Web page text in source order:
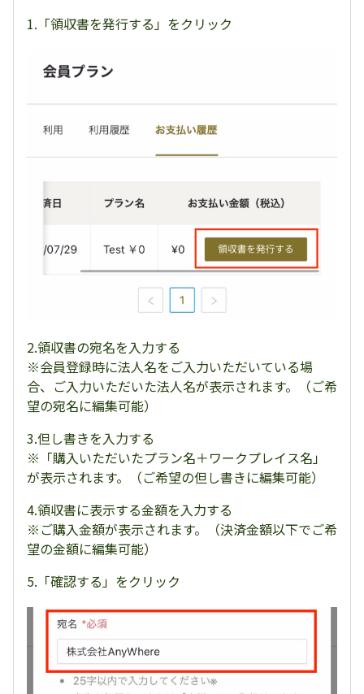
1.「領収書を発行する」をクリック
2.領収書の宛名を入力する
※会員登録時に法人名をご入力いただいている場
合、ご入力いただいた法人名が表示されます。（ご希
望の宛名に編集可能）
3.但し書きを入力する
※「購入いただいたプラン名＋ワークプレイス名」
が表示されます。（ご希望の但し書きに編集可能）
4.領収書に表示する金額を入力する
※ご購入金額が表示されます。（決済金額以下でご希
望の金額に編集可能）
5.「確認する」をクリック